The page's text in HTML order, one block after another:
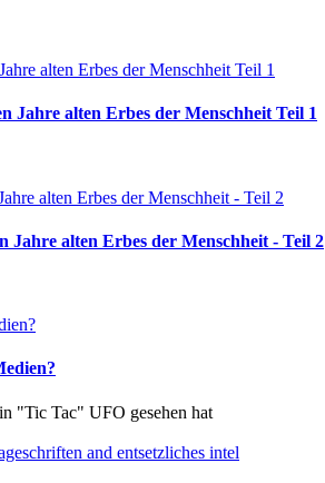
Jahre alten Erbes der Menschheit Teil 1
alten Erbes der Menschheit - Teil 2
"Tic Tac" UFO gesehen hat